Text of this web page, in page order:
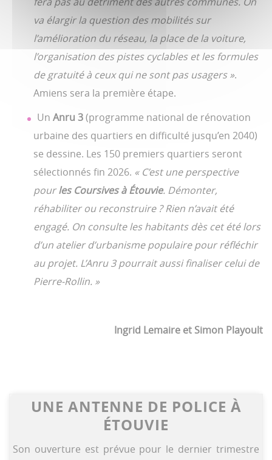
va élargir la question des mobilités sur
l’amélioration du réseau, la place de la voiture,
l’organisation des pistes cyclables et les formules
de gratuité à ceux qui ne sont pas usagers ».
Amiens sera la première étape.
Un Anru 3(programme national de rénovation
urbaine des quartiers en difficulté jusqu’en 2040)
se dessine. Les 150 premiers quartiers seront
sélectionnés fin 2026. « C’est une perspective
pourles Coursives à Étouvie. Démonter,
réhabiliter ou reconstruire ? Rien n’avait été
engagé. On consulte les habitants dès cet été lors
d’un atelier d’urbanisme populaire pour réfléchir
au projet. L’Anru 3 pourrait aussi finaliser celui de
Pierre-Rollin. »
Ingrid Lemaire et Simon Playoult
UNE ANTENNE DE POLICE À
ÉTOUVIE
Son ouverture est prévue pour le dernier trimestre